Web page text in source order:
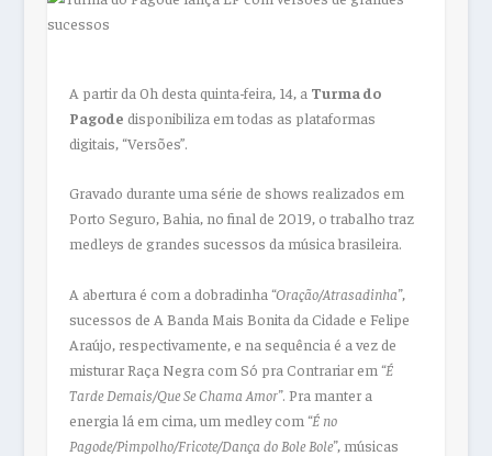
A partir da 0h desta quinta-feira, 14, a Turma do
Pagode disponibiliza em todas as plataformas
digitais, “Versões”.
Gravado durante uma série de shows realizados em
Porto Seguro, Bahia, no final de 2019, o trabalho traz
medleys de grandes sucessos da música brasileira.
A abertura é com a dobradinha “Oração/Atrasadinha”,
sucessos de A Banda Mais Bonita da Cidade e Felipe
Araújo, respectivamente, e na sequência é a vez de
misturar Raça Negra com Só pra Contrariar em “É
Tarde Demais/Que Se Chama Amor”. Pra manter a
energia lá em cima, um medley com “É no
Pagode/Pimpolho/Fricote/Dança do Bole Bole”, músicas